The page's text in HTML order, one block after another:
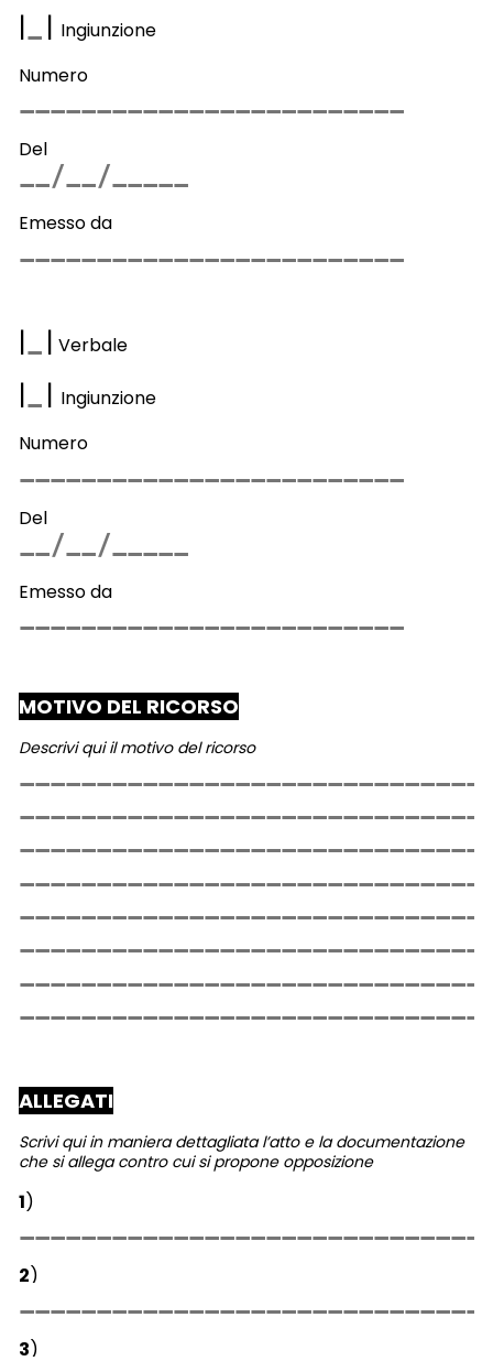
| | Ingiunzione
Numero
Del
Emesso da
| | Verbale
| | Ingiunzione
Numero
Del
Emesso da
MOTIVO DEL RICORSO
Descrivi qui il motivo del ricorso
ALLEGATI
Scrivi qui in maniera dettagliata l’atto e la documentazione
che si allega contro cui si propone opposizione
1)
2)
3)